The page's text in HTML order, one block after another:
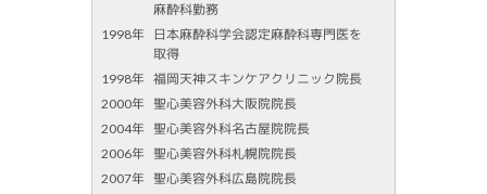
麻酔科勤務
1998年
日本麻酔科学会認定麻酔科専門医を
取得
1998年 福岡天神スキンケアクリニック院長
2000年 聖心美容外科大阪院院長
2004年 聖心美容外科名古屋院院長
2006年 聖心美容外科札幌院院長
2007年 聖心美容外科広島院院長